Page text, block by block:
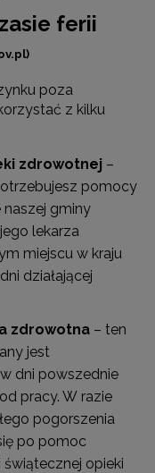
ferii
poza
z kilku
zdrowotnej –
pomocy
naszej gminy
lekarza
miejscu w kraju
działającej
zdrowotna – ten
jest
dni powszednie
pracy. W razie
pogorszenia
po pomoc
opieki